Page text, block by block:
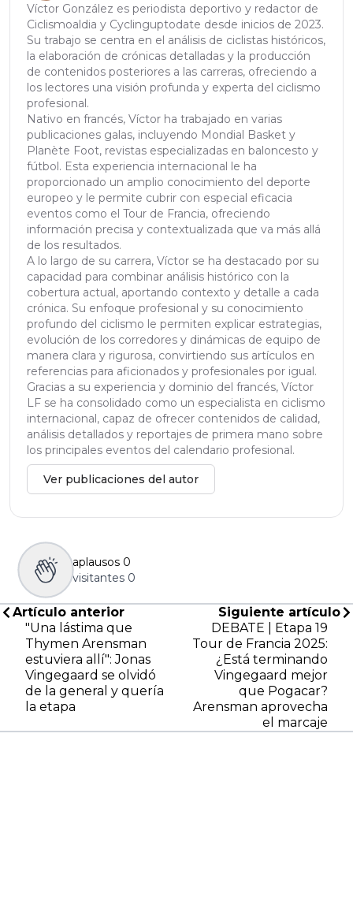
Víctor González es periodista deportivo y redactor de
Ciclismoaldia y Cyclinguptodate desde inicios de 2023.
Su trabajo se centra en el análisis de ciclistas históricos,
la elaboración de crónicas detalladas y la producción
de contenidos posteriores a las carreras, ofreciendo a
los lectores una visión profunda y experta del ciclismo
profesional.
Nativo en francés, Víctor ha trabajado en varias
publicaciones galas, incluyendo Mondial Basket y
Planète Foot, revistas especializadas en baloncesto y
fútbol. Esta experiencia internacional le ha
proporcionado un amplio conocimiento del deporte
europeo y le permite cubrir con especial eficacia
eventos como el Tour de Francia, ofreciendo
información precisa y contextualizada que va más allá
de los resultados.
A lo largo de su carrera, Víctor se ha destacado por su
capacidad para combinar análisis histórico con la
cobertura actual, aportando contexto y detalle a cada
crónica. Su enfoque profesional y su conocimiento
profundo del ciclismo le permiten explicar estrategias,
evolución de los corredores y dinámicas de equipo de
manera clara y rigurosa, convirtiendo sus artículos en
referencias para aficionados y profesionales por igual.
Gracias a su experiencia y dominio del francés, Víctor
LF se ha consolidado como un especialista en ciclismo
internacional, capaz de ofrecer contenidos de calidad,
análisis detallados y reportajes de primera mano sobre
los principales eventos del calendario profesional.
Ver publicaciones del autor
aplausos 0
visitantes 0
Artículo anterior
"Una lástima que
Thymen Arensman
estuviera allí": Jonas
Vingegaard se olvidó
de la general y quería
la etapa
Siguiente artículo
DEBATE | Etapa 19
Tour de Francia 2025:
¿Está terminando
Vingegaard mejor
que Pogacar?
Arensman aprovecha
el marcaje